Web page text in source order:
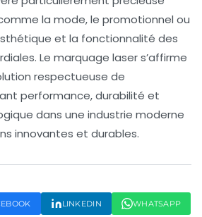
la mode, le promotionnel ou
et la fonctionnalité des
Le marquage laser s’affirme
respectueuse de
performance, durabilité et
dans une industrie moderne
innovantes et durables.
LINKEDIN WHATSAPP